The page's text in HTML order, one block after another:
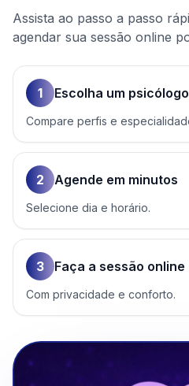
Assista ao passo a passo
agendar sua sessão online
1 Escolha um psicólogo
Compare perfis e
2 Agende em minutos
Selecione dia e horário.
3 Faça a sessão online
Com privacidade e conforto.